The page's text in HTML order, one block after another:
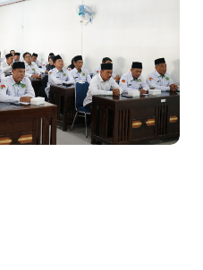
No Comments